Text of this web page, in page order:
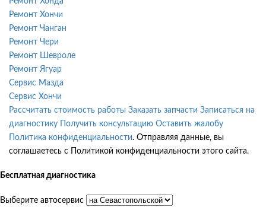
Ремонт Хончи
Ремонт Чанган
Ремонт Чери
Ремонт Шевроле
Ремонт Ягуар
Сервис Мазда
Сервис Хончи
Рассчитать стоимость работы Заказать запчасти Записаться на
диагностику
Получить консультацию Оставить жалобу
Политика конфиденциальности. Отправляя данные, вы
соглашаетесь с Политикой конфиденциальности этого сайта.
Бесплатная диагностика
Выберите автосервис